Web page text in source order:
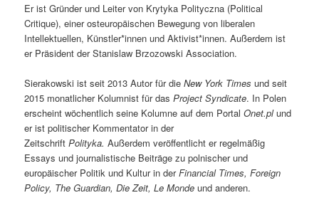
Er ist Gründer und Leiter von Krytyka Polityczna (Political
Critique), einer osteuropäischen Bewegung von liberalen
Intellektuellen, Künstler*innen und Aktivist*innen. Außerdem ist
er Präsident der Stanislaw Brzozowski Association.
Sierakowski ist seit 2013 Autor für dieNew York Times und seit
2015 monatlicher Kolumnist für dasProject Syndicate. In Polen
erscheint wöchentlich seine Kolumne auf dem PortalOnet.plund
er ist politischer Kommentator in der
ZeitschriftPolityka. Außerdem veröffentlicht er regelmäßig
Essays und journalistische Beiträge zu polnischer und
europäischer Politik und Kultur in derFinancial Times, Foreign
Policy, The Guardian, Die Zeit, Le Monde und anderen.